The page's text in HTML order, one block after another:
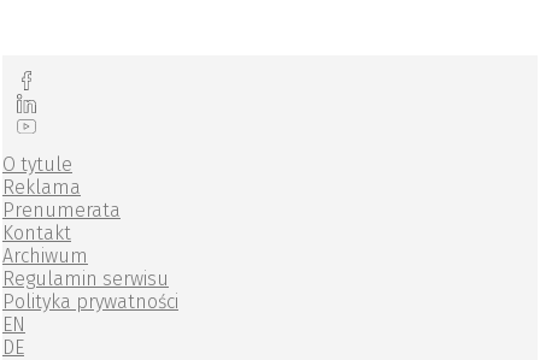
O tytule
Reklama
Prenumerata
Kontakt
Archiwum
Regulamin serwisu
Polityka prywatności
EN
DE